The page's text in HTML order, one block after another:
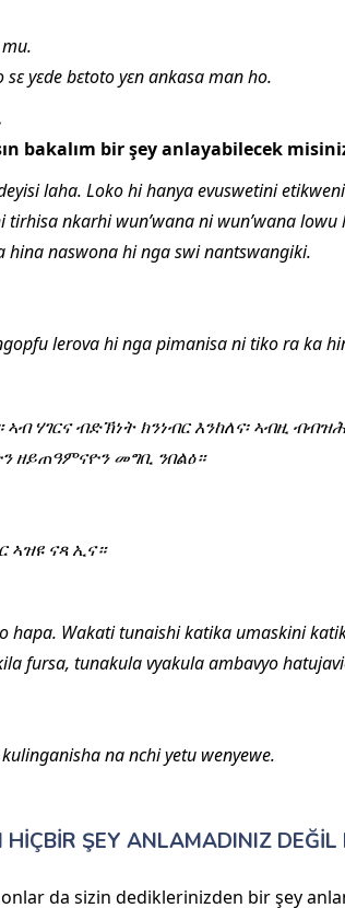
sɛ yɛde bɛtoto yɛn ankasa man ho.
bakalım bir şey anlayabilecek
laha. Loko hi hanya evuswetini
tirhisa nkarhi wun’wana ni wun’wana
hina naswona hi nga swi nantswangiki.
lerova hi nga pimanisa ni tiko ra ka
ኣብ ሃገርና ብድኽነት ክንነብር እንከለና፡ ኣብዚ
ዘይጠዓምናዮን መግቢ ንበልዕ።
ኣዝዩ ናጻ ኢና።
hapa. Wakati tunaishi katika umaskini
fursa, tunakula vyakula ambavyo
na nchi yetu wenyewe.
HİÇBİR ŞEY ANLAMADINIZ DEĞİL
da sizin dediklerinizden bir şey